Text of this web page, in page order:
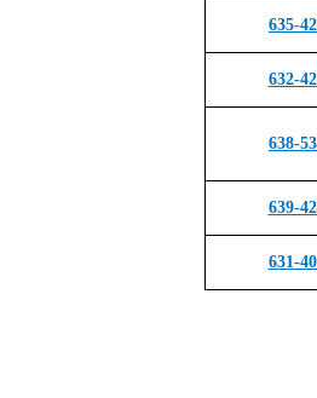
635-
632-
638-
639-
631-